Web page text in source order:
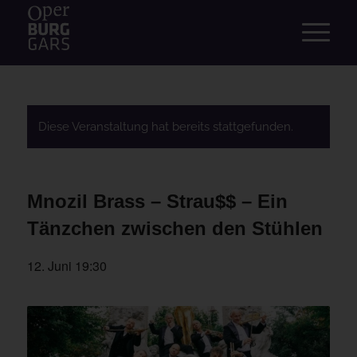
Diese Veranstaltung hat bereits stattgefunden.
Mnozil Brass – Strau$$ – Ein
Tänzchen zwischen den Stühlen
12. Juni 19:30